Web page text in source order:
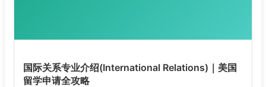
国际关系专业介绍(International Relations)｜美国
留学申请全攻略